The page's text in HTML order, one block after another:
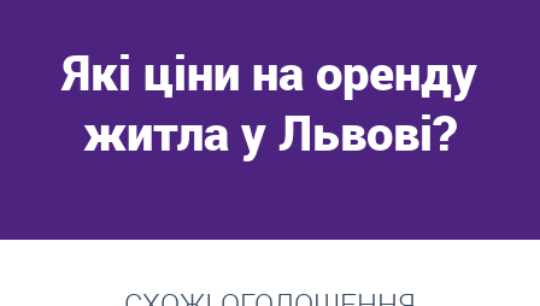
Які ціни на оренду
житла у Львові?